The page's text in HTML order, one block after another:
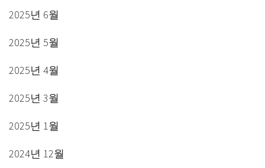
2025년 6월
2025년 5월
2025년 4월
2025년 3월
2025년 1월
2024년 12월